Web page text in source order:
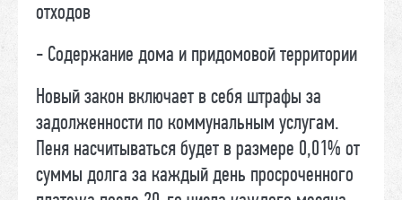
отходов
- Содержание дома и придомовой территории
Новый закон включает в себя штрафы за
задолженности по коммунальным услугам.
Пеня насчитываться будет в размере 0,01% от
суммы долга за каждый день просроченного